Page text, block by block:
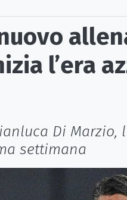
l’era
Di Marzio,
settimana